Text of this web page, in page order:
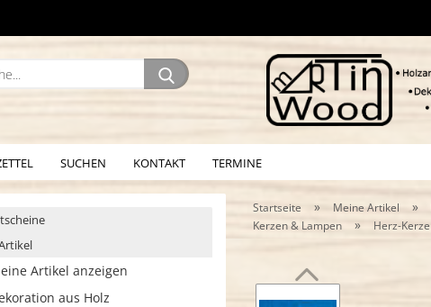
Suche...
SUCHEN KONTAKT TERMINE
Startseite » Meine Artikel »
Kerzen & Lampen » Herz-Kerze
Artikel anzeigen
aus Holz